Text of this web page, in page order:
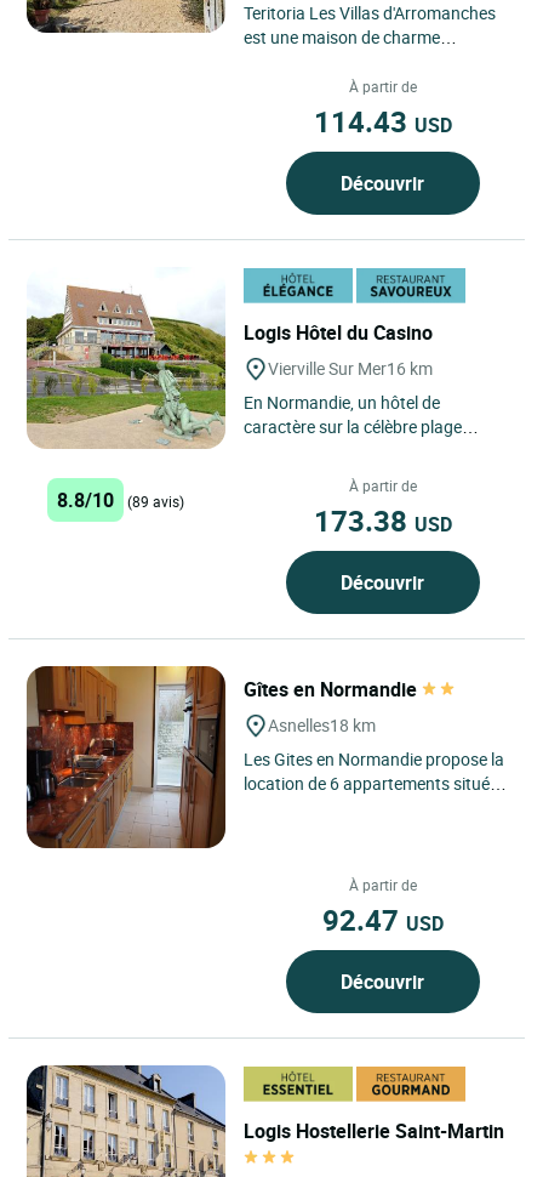
Teritoria Les Villas d'Arromanches
est une maison de charme
Arromanches-les-Bains, en
Normandie,...
À partir de
114.43 USD
Découvrir
Logis Hôtel du Casino
Vierville Sur Mer16 km
En Normandie, un hôtel de
caractère sur la célèbre plage
heure de Caen sur l’une...
8.8/10 (89 avis)
À partir de
173.38 USD
Découvrir
Gîtes en Normandie
Asnelles18 km
Les Gites en Normandie propose la
location de 6 appartements situés
À partir de
92.47 USD
Découvrir
Logis Hostellerie Saint-Martin